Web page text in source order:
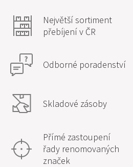
Největší sortiment
přebíjení v ČR
Odborné poradenství
Skladové zásoby
Přímé zastoupení
řady renomovaných
značek